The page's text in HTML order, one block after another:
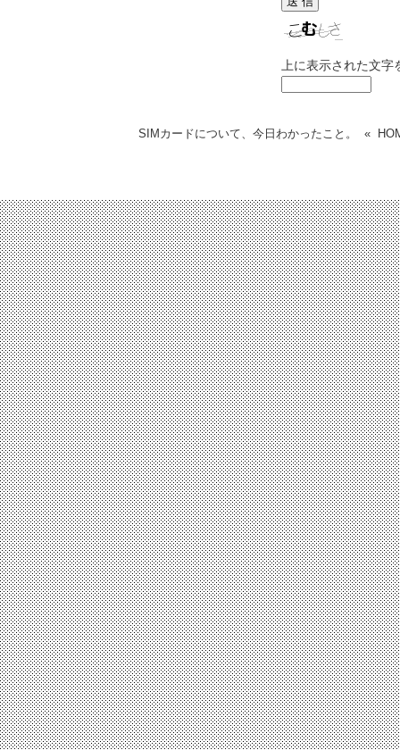
上に表示された文
SIMカードについて、今日わかったこと。 «